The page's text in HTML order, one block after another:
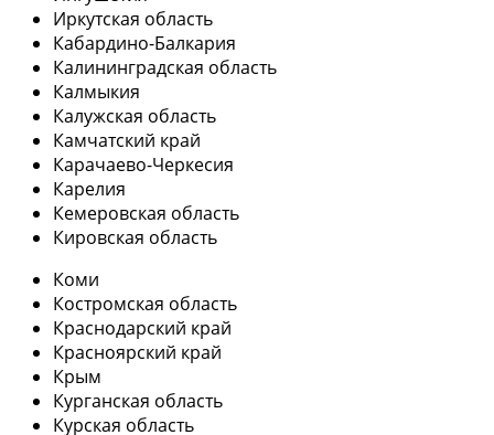
Иркутская область
Кабардино-Балкария
Калининградская область
Калмыкия
Калужская область
Камчатский край
Карачаево-Черкесия
Карелия
Кемеровская область
Кировская область
Коми
Костромская область
Краснодарский край
Красноярский край
Крым
Курганская область
Курская область